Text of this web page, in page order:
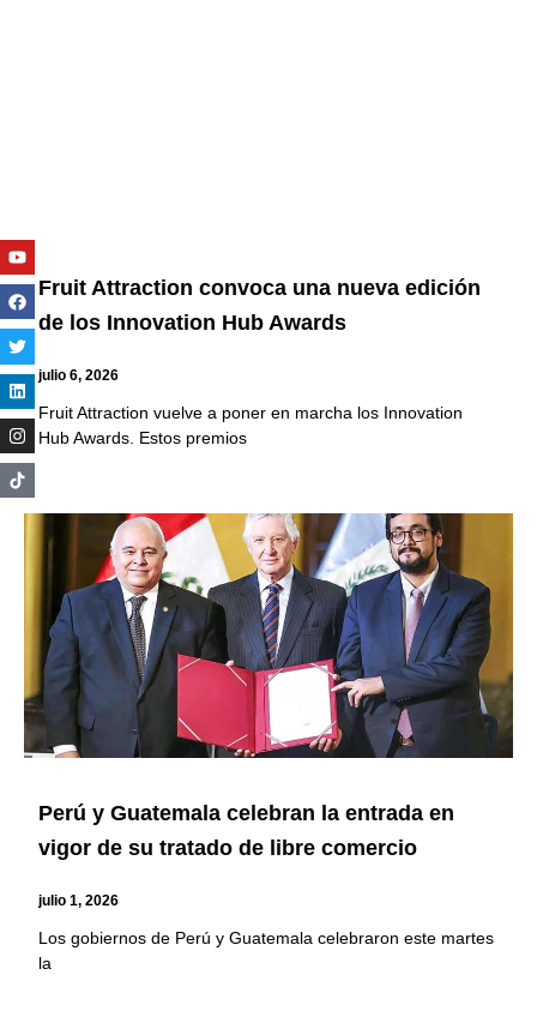
Fruit Attraction convoca una nueva edición
de los Innovation Hub Awards
julio 6, 2026
Fruit Attraction vuelve a poner en marcha los Innovation
Hub Awards. Estos premios
Perú y Guatemala celebran la entrada en
vigor de su tratado de libre comercio
julio 1, 2026
Los gobiernos de Perú y Guatemala celebraron este martes
la
Youtube
Facebook
Twitter
Linkedin
Instagram